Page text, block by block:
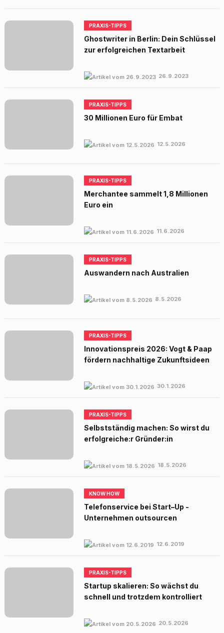
PRAXIS-TIPPS
Ghostwriter in Berlin: Dein Schlüssel
zur erfolgreichen Textarbeit
26.9.2023
PRAXIS-TIPPS
30 Millionen Euro für Embat
12.5.2026
PRAXIS-TIPPS
Merchantee sammelt 1,8 Millionen
Euro ein
11.6.2026
PRAXIS-TIPPS
Auswandern nach Australien
8.5.2026
PRAXIS-TIPPS
Innovationspreis 2026: Vogt & Paap
fördern nachhaltige Zukunftsideen
30.1.2026
PRAXIS-TIPPS
Selbstständig machen: So wirst du
erfolgreiche:r Gründer:in
18.5.2026
KNOW HOW
Telefonservice bei Start–Up -
Unternehmen outsourcen
12.6.2019
PRAXIS-TIPPS
Startup skalieren: So wächst du
schnell und trotzdem kontrolliert
20.5.2026